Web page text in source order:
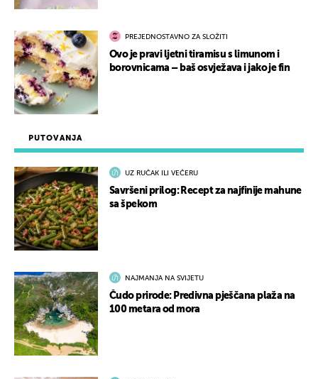
PUTOVANJA
UZ RUČAK ILI VEČERU
Savršeni prilog: Recept za najfinije mahune
sa špekom
NAJMANJA NA SVIJETU
Čudo prirode: Predivna pješčana plaža na
100 metara od mora
PREJEDNOSTAVNO ZA SLOŽITI
Ovo je pravi ljetni tiramisu s limunom i
borovnicama – baš osvježava i jako je fin